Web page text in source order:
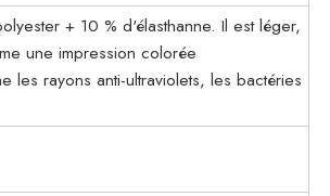
+ 10 % d'élasthanne. Il est léger,
une impression colorée
les rayons anti-ultraviolets, les bactéries